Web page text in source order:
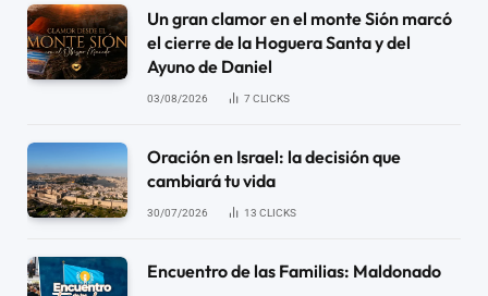
Un gran clamor en el monte Sión marcó
el cierre de la Hoguera Santa y del
Ayuno de Daniel
03/08/2026 7 CLICKS
Oración en Israel: la decisión que
cambiará tu vida
30/07/2026 13 CLICKS
Encuentro de las Familias: Maldonado